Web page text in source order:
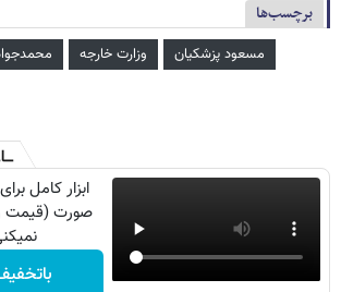
برچسب‌ها
مسعود پزشکیان وزارت خارجه
ابزار کامل
صورت (قیمت